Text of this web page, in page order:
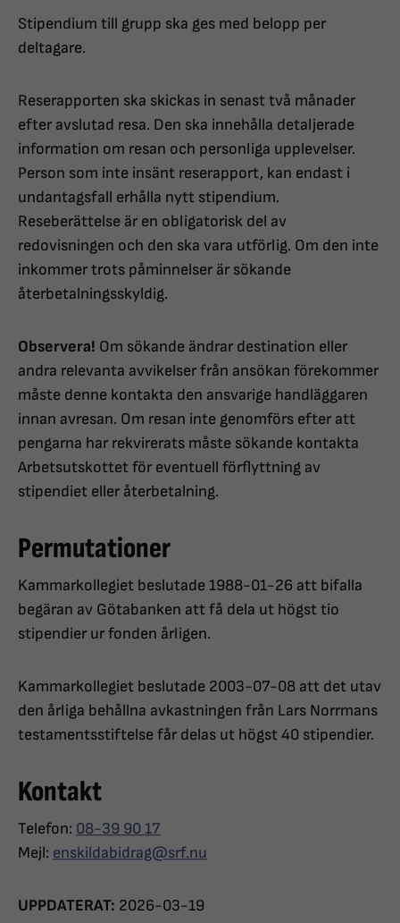
Stipendium till grupp ska ges med belopp per
deltagare.
Reserapporten ska skickas in senast två månader
efter avslutad resa. Den ska innehålla detaljerade
information om resan och personliga upplevelser.
Person som inte insänt reserapport, kan endast i
undantagsfall erhålla nytt stipendium.
Reseberättelse är en obligatorisk del av
redovisningen och den ska vara utförlig. Om den inte
inkommer trots påminnelser är sökande
återbetalningsskyldig.
Observera! Om sökande ändrar destination eller
andra relevanta avvikelser från ansökan förekommer
måste denne kontakta den ansvarige handläggaren
innan avresan. Om resan inte genomförs efter att
pengarna har rekvirerats måste sökande kontakta
Arbetsutskottet för eventuell förflyttning av
stipendiet eller återbetalning.
Permutationer
Kammarkollegiet beslutade 1988-01-26 att bifalla
begäran av Götabanken att få dela ut högst tio
stipendier ur fonden årligen.
Kammarkollegiet beslutade 2003-07-08 att det utav
den årliga behållna avkastningen från Lars Norrmans
testamentsstiftelse får delas ut högst 40 stipendier.
Kontakt
Telefon: 08-39 90 17
Mejl: enskildabidrag@srf.nu
UPPDATERAT: 2026-03-19